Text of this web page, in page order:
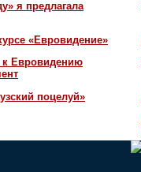
я предлагала
«Евровидение»
к Евровидению
поцелуй»